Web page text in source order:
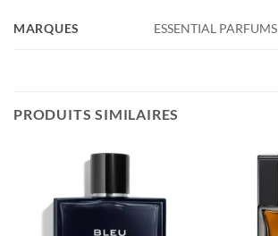
MARQUES ESSENTIAL PARFUMS
PRODUITS SIMILAIRES